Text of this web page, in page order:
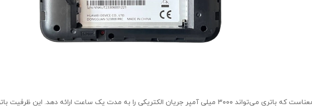
باتری با ظرفیت ۳۰۰۰ میلی آمپر ساعت بدین معناست که باتری می‌تواند ۳۰۰۰ میلی آمپر جریان الکتریکی را به